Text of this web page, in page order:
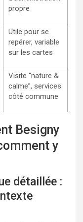
propre
Utile pour se
repérer, variable
sur les cartes
Visite “nature &
calme”, services
côté commune
Besigny
y
détaillée :